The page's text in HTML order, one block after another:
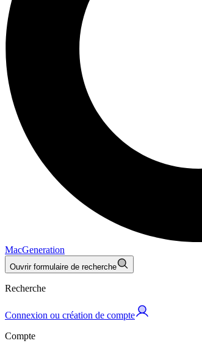
MacGeneration
Ouvrir formulaire de recherche
Recherche
Connexion ou création de compte
Compte